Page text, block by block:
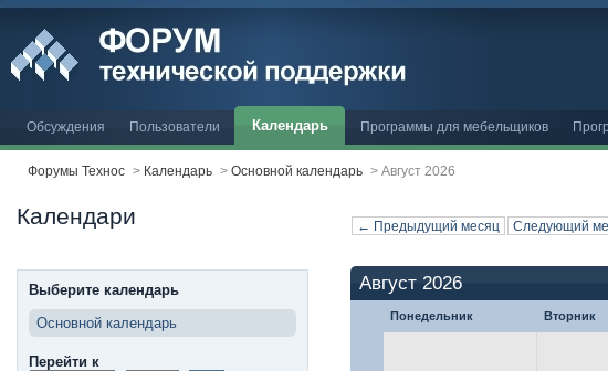
Обсуждения Пользователи Календарь Программы для мебельщиков
Форумы Технос > Календарь > Основной календарь > Август 2026
Календари ← Предыдущий месяц Следующий
Август 2026
Понедельник Вторник
Выберите календарь
Основной календарь
Перейти к